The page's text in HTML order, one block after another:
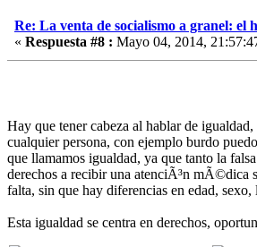
Re: La venta de socialismo a granel: el
« Respuesta #8 : Mayo 04, 2014,
Hay que tener cabeza al hablar de
cualquier persona, con ejemplo burdo
que llamamos igualdad, ya que tanto la
derechos a recibir una atenciÃ³n mÃ©dica
falta, sin que hay diferencias en edad,
Esta igualdad se centra en derechos,